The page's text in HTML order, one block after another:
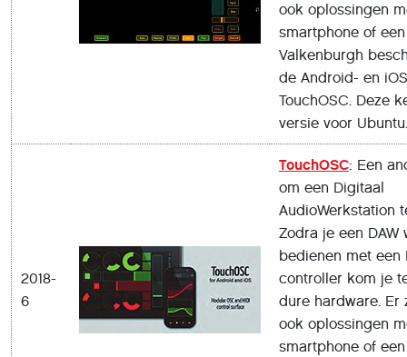
ook oplossingen
smartphone of
Valkenburgh
de Android- en
TouchOSC. Deze
versie voor Ubuntu.
2018-
6
TouchOSC: Een
om een Digitaal
AudioWerkstation
Zodra je een DAW
bedienen met een
controller kom je
dure hardware. Er
ook oplossingen
smartphone of